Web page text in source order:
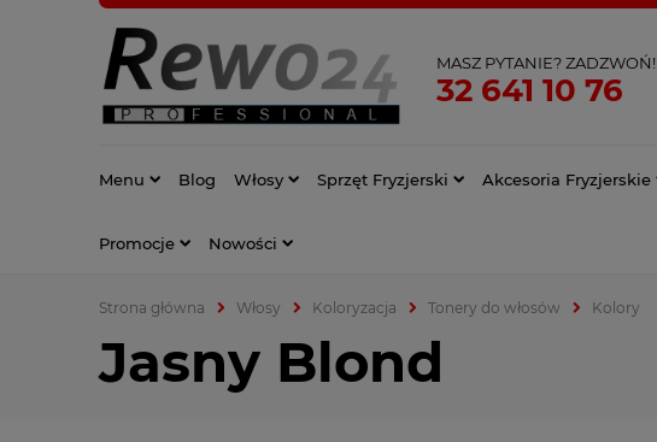
MASZ PYTANIE? ZADZWOŃ!
32 641 10 76
Menu Blog Włosy Sprzęt Fryzjerski Akcesoria Fryzjerskie
Promocje Nowości
Strona główna Włosy Koloryzacja Tonery do włosów Kolory
Jasny Blond